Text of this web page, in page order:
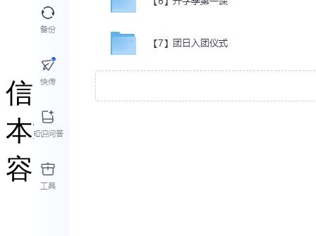
网站地图
浙ICP备14038126号-5
信：kjzhan2345合作、投
本站为大家免费提供大
容收集于互联网或个人